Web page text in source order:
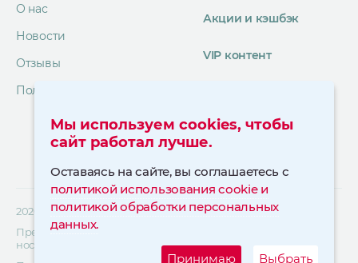
О нас
Новости
Отзывы
Полезная информация
Акции и кэшбэк
VIP контент
eSIM с 250 МБ в
подарок
2026 © Турфирма Старт Тайм
Предложения на сайте не являются публичной офертой и
носят исключительно информационный характер
Мы используем cookies, чтобы
сайт работал лучше.
Оставаясь на сайте, вы соглашаетесь с
политикой использования cookie и
политикой обработки персональных
данных.
Принимаю Выбрать